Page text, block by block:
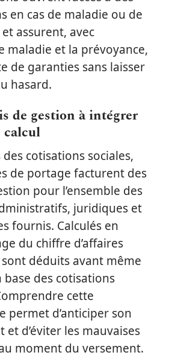
en cas de maladie ou de
assurent, avec
maladie et la prévoyance,
de garanties sans laisser
hasard.
de gestion à intégrer
calcul
cotisations sociales,
de portage facturent des
pour l’ensemble des
juridiques et
fournis. Calculés en
du chiffre d’affaires
déduits avant même
base des cotisations
cette
permet d’anticiper son
et d’éviter les mauvaises
moment du versement.